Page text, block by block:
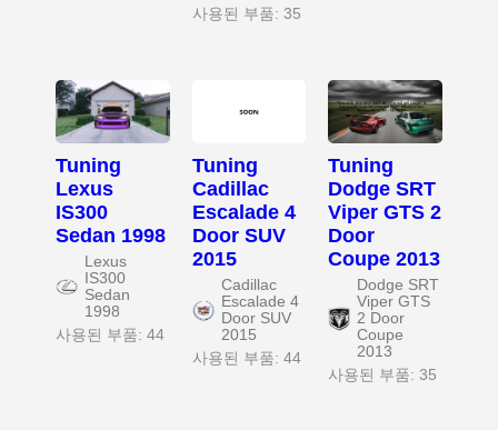
사용된 부품: 35
Tuning
Lexus
IS300
Sedan 1998
Lexus
IS300
Sedan
1998
사용된 부품: 44
Tuning
Cadillac
Escalade 4
Door SUV
2015
Cadillac
Escalade 4
Door SUV
2015
사용된 부품: 44
Tuning
Dodge SRT
Viper GTS 2
Door
Coupe 2013
Dodge SRT
Viper GTS
2 Door
Coupe
2013
사용된 부품: 35